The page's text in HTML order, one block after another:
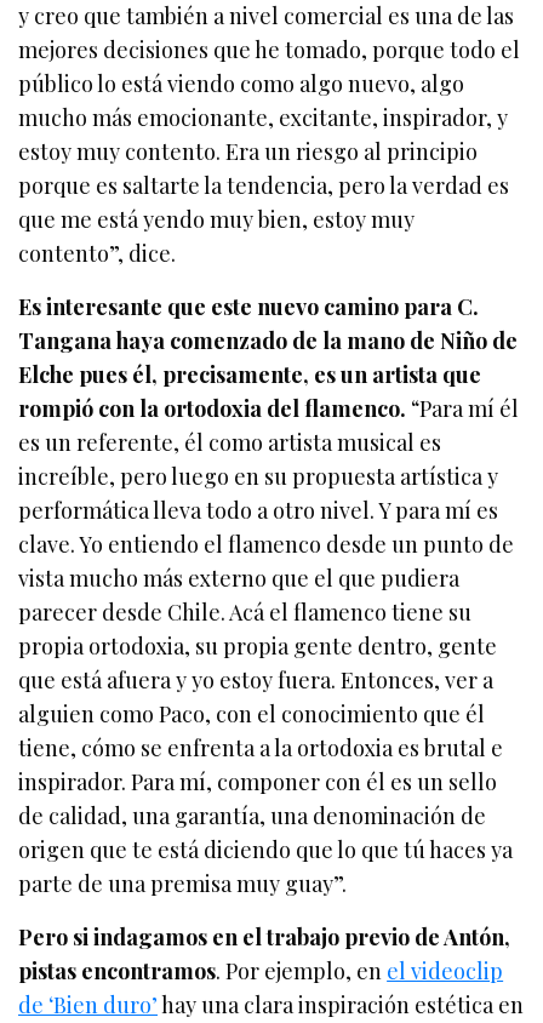
y creo que también a nivel comercial es una de las
mejores decisiones que he tomado, porque todo el
público lo está viendo como algo nuevo, algo
mucho más emocionante, excitante, inspirador, y
estoy muy contento. Era un riesgo al principio
porque es saltarte la tendencia, pero la verdad es
que me está yendo muy bien, estoy muy
contento”, dice.
Es interesante que este nuevo camino para C.
Tangana haya comenzado de la mano de Niño de
Elche pues él, precisamente, es un artista que
rompió con la ortodoxia del flamenco. “Para mí él
es un referente, él como artista musical es
increíble, pero luego en su propuesta artística y
performática lleva todo a otro nivel. Y para mí es
clave. Yo entiendo el flamenco desde un punto de
vista mucho más externo que el que pudiera
parecer desde Chile. Acá el flamenco tiene su
propia ortodoxia, su propia gente dentro, gente
que está afuera y yo estoy fuera. Entonces, ver a
alguien como Paco, con el conocimiento que él
tiene, cómo se enfrenta a la ortodoxia es brutal e
inspirador. Para mí, componer con él es un sello
de calidad, una garantía, una denominación de
origen que te está diciendo que lo que tú haces ya
parte de una premisa muy guay”.
Pero si indagamos en el trabajo previo de Antón,
pistas encontramos. Por ejemplo, en el videoclip
de ‘Bien duro’hay una clara inspiración estética en